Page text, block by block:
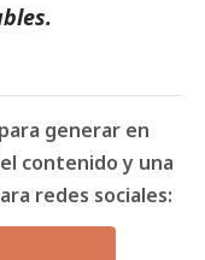
.
generar en
contenido y una
redes sociales: